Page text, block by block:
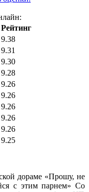
Рейтинг
9.38
9.31
9.30
9.28
9.26
9.26
9.26
9.26
9.26
9.25
дораме «Прошу, не
с этим парнем» Со